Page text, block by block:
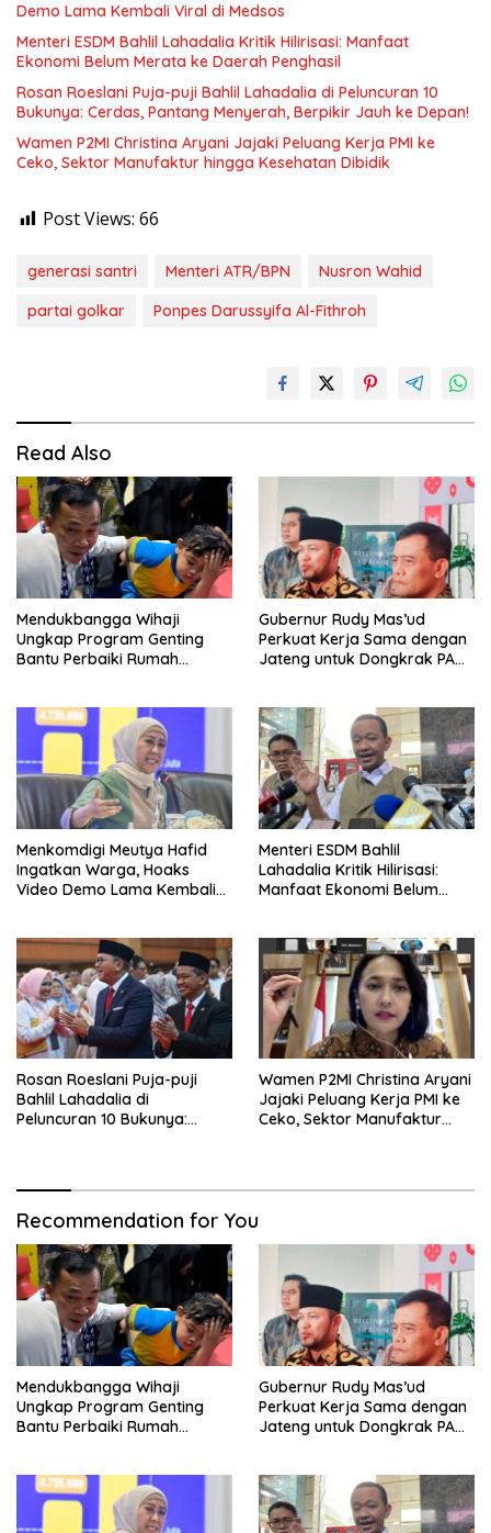
Demo Lama Kembali Viral di Medsos
Menteri ESDM Bahlil Lahadalia Kritik Hilirisasi: Manfaat
Ekonomi Belum Merata ke Daerah Penghasil
Rosan Roeslani Puja-puji Bahlil Lahadalia di Peluncuran 10
Bukunya: Cerdas, Pantang Menyerah, Berpikir Jauh ke Depan!
Wamen P2MI Christina Aryani Jajaki Peluang Kerja PMI ke
Ceko, Sektor Manufaktur hingga Kesehatan Dibidik
Post Views: 66
generasi santri Menteri ATR/BPN
Nusron Wahid
partai golkar
Ponpes Darussyifa Al-Fithroh
Read Also
Mendukbangga Wihaji
Ungkap Program Genting
Bantu Perbaiki Rumah
Gubernur Rudy Mas’ud
Perkuat Kerja Sama dengan
Jateng untuk Dongkrak PAD
Menkomdigi Meutya Hafid
Ingatkan Warga, Hoaks
Video Demo Lama Kembali
Menteri ESDM Bahlil
Lahadalia Kritik Hilirisasi:
Manfaat Ekonomi Belum
Rosan Roeslani Puja-puji
Bahlil Lahadalia di
Peluncuran 10 Bukunya:
Wamen P2MI Christina Aryani
Jajaki Peluang Kerja PMI ke
Ceko, Sektor Manufaktur
Recommendation for You
Mendukbangga Wihaji
Ungkap Program Genting
Bantu Perbaiki Rumah
Gubernur Rudy Mas’ud
Perkuat Kerja Sama dengan
Jateng untuk Dongkrak PAD